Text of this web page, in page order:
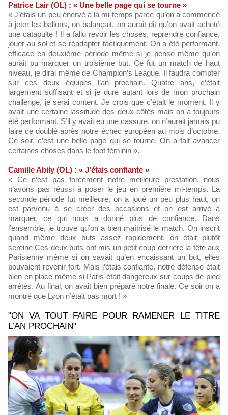
Patrice Lair (OL) : « Une belle page qui se tourne »
« J’étais un peu énervé à la mi-temps parce qu’on a commencé
à jeter les ballons, on balançait, on aurait dit qu’on avait acheté
une catapulte ! Il a fallu revoir les choses, reprendre confiance,
jouer au sol et se réadapter tactiquement. On a été performant,
efficace en deuxième période même si je pense même qu’on
aurait pu marquer un troisième but. Ce fut un match de haut
niveau, je dirai même de Champion’s League. Il faudra compter
sur ces deux équipes l’an prochain. Quatre ans, c’était
largement suffisant et si je dure autant lors de mon prochain
challenge, je serai content. Je crois que c’était le moment. Il y
avait une certaine lassitude des deux côtés mais on a toujours
été performant. S’il y avait eu une cassure, on n’aurait jamais pu
faire ce doublé après notre échec européen au mois d’octobre.
Ce soir, c’est une belle page qui se tourne. On a fait avancer
certaines choses dans le foot féminin ».
Camille Abily (OL) : « J’étais confiante »
« Ce n’est pas forcément notre meilleure prestation, nous
n’avons pas réussi à poser le jeu en première mi-temps. La
seconde période fut meilleure, on a joué un peu plus haut, on
est parvenu à se créer des occasions et on est arrivé à
marquer, ce qui nous a donné plus de confiance. Dans
l’ensemble, je trouve qu’on a bien maîtrisé le match. On inscrit
quand même deux buts assez rapidement, on était plutôt
sereine Ces deux buts ont mis un petit coup derrière la tête aux
Parisienne même si on savait qu’en encaissant un but, elles
pouvaient revenir fort. Mais j’étais confiante, notre défense était
bien en place même si Paris était dangereux sur coups de pied
arrêtés. Au final, on avait bien préparé notre finale. Ce soir on a
montré que Lyon n’était pas mort ! »
"ON VA TOUT FAIRE POUR RAMENER LE TITRE
L’AN PROCHAIN"